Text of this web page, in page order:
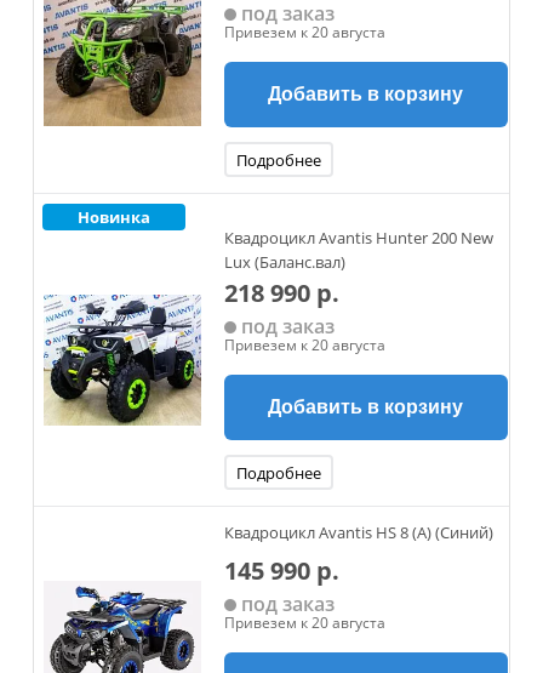
под заказ
Привезем к 20 августа
Добавить в корзину
Подробнее
Новинка
Квадроцикл Avantis Hunter 200 New
Lux (Баланс.вал)
218 990 р.
под заказ
Привезем к 20 августа
Добавить в корзину
Подробнее
Квадроцикл Avantis HS 8 (A) (Синий)
145 990 р.
под заказ
Привезем к 20 августа